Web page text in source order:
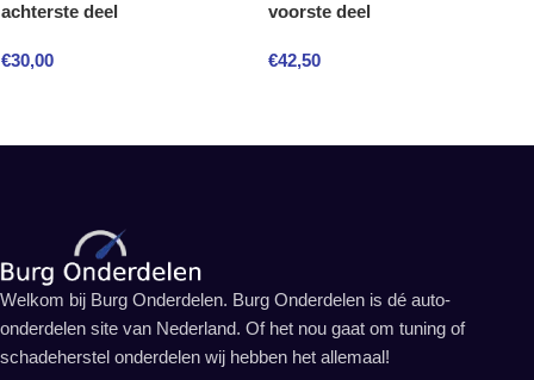
achterste deel
€30,00
voorste deel
€42,50
Welkom bij Burg Onderdelen. Burg Onderdelen is dé auto-
onderdelen site van Nederland. Of het nou gaat om tuning of
schadeherstel onderdelen wij hebben het allemaal!